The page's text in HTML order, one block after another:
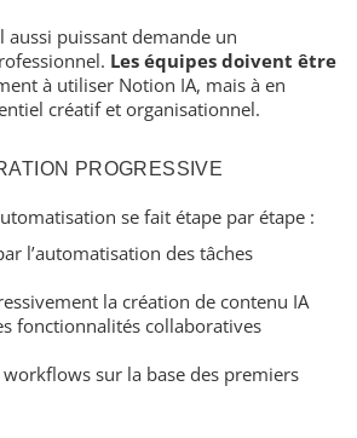
aussi puissant demande un
Les équipes doivent être
à utiliser Notion IA, mais à en
créatif et organisationnel.
PROGRESSIVE
se fait étape par étape :
l’automatisation des tâches
la création de contenu IA
fonctionnalités collaboratives
sur la base des premiers